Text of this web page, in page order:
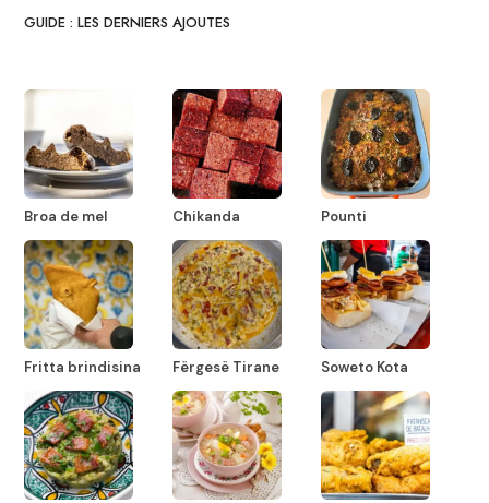
GUIDE : LES DERNIERS AJOUTES
Broa de mel Chikanda Pounti
Fritta brindisina Fërgesë Tirane Soweto Kota